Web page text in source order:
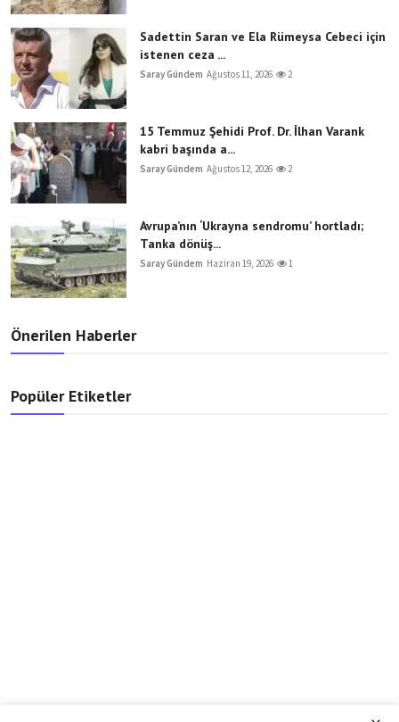
Sadettin Saran ve Ela Rümeysa Cebeci için
istenen ceza ...
Saray Gündem Ağustos 11, 2026 2
15 Temmuz Şehidi Prof. Dr. İlhan Varank
kabri başında a...
Saray Gündem Ağustos 12, 2026 2
Avrupa’nın ‘Ukrayna sendromu’ hortladı;
Tanka dönüş...
Saray Gündem Haziran 19, 2026 1
Önerilen Haberler
Popüler Etiketler